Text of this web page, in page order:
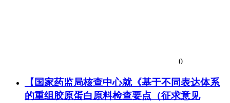
0
【国家药监局核查中心就《基于不同表达体系
的重组胶原蛋白原料检查要点（征求意见